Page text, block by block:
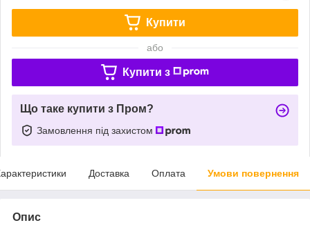
Купити
або
Купити з
Що таке купити з Пром?
Замовлення під захистом
Доставка Оплата Умови повернення
Опис